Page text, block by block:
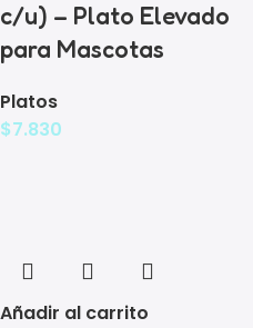
c/u) – Plato Elevado
para Mascotas
Platos
$7.830
Añadir al carrito